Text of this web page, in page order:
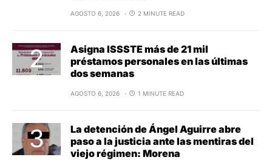
AGOSTO 6, 2026 2 MINUTE READ
Asigna ISSSTE más de 21 mil
préstamos personales en las últimas
dos semanas
AGOSTO 6, 2026 1 MINUTE READ
La detención de Ángel Aguirre abre
paso a la justicia ante las mentiras del
viejo régimen: Morena